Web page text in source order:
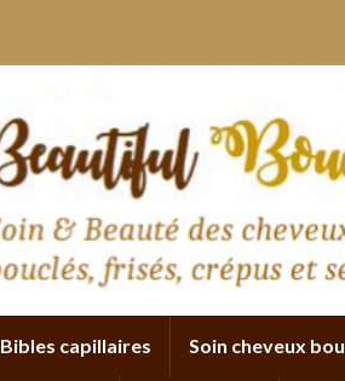
Bibles capillaires Soin cheveux